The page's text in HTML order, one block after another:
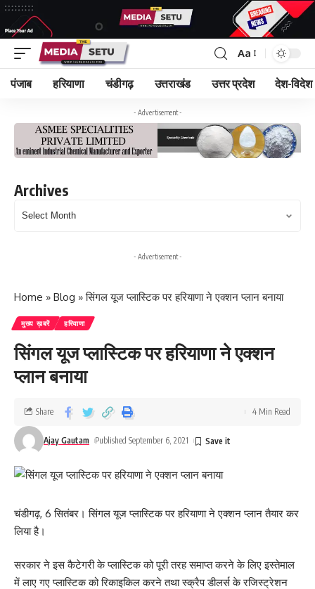
Aa
पंजाब हरियाणा चंडीगढ़ उत्तराखंड उत्तर प्रदेश देश-विदेश
- Advertisement -
Archives
- Advertisement -
Home » Blog »सिंगल यूज प्लास्टिक पर हरियाणा ने एक्शन प्लान बनाया
मुख्य ख़बरें हरियाणा
सिंगल यूज प्लास्टिक पर हरियाणा ने एक्शन
प्लान बनाया
Ajay Gautam Published September 6, 2021
Share 4 Min Read
चंडीगढ़, 6 सितंबर। सिंगल यूज प्लास्टिक पर हरियाणा ने एक्शन प्लान तैयार कर
लिया है।
सरकार ने इस कैटेगरी के प्लास्टिक को पूरी तरह समाप्त करने के लिए इस्तेमाल
में लाए गए प्लास्टिक को रिकाइकिल करने तथा स्क्रैप डीलर्स के रजिस्ट्रेशन